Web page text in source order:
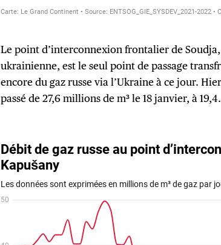
Le point d’interconnexion frontalier de
ukrainienne, est le seul point de passage
encore du gaz russe via l’Ukraine à ce jour.
passé de 27,6 millions de m³ le 18 janvier, à 19,4.